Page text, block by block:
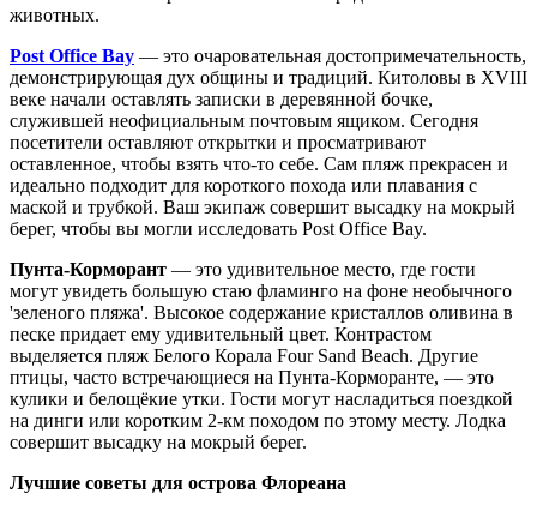
животных.
Post Office Bay — это очаровательная достопримечательность,
демонстрирующая дух общины и традиций. Китоловы в XVIII
веке начали оставлять записки в деревянной бочке,
служившей неофициальным почтовым ящиком. Сегодня
посетители оставляют открытки и просматривают
оставленное, чтобы взять что-то себе. Сам пляж прекрасен и
идеально подходит для короткого похода или плавания с
маской и трубкой. Ваш экипаж совершит высадку на мокрый
берег, чтобы вы могли исследовать Post Office Bay.
Пунта-Корморант — это удивительное место, где гости
могут увидеть большую стаю фламинго на фоне необычного
'зеленого пляжа'. Высокое содержание кристаллов оливина в
песке придает ему удивительный цвет. Контрастом
выделяется пляж Белого Корала Four Sand Beach. Другие
птицы, часто встречающиеся на Пунта-Корморанте, — это
кулики и белощёкие утки. Гости могут насладиться поездкой
на динги или коротким 2-км походом по этому месту. Лодка
совершит высадку на мокрый берег.
Лучшие советы для острова Флореана